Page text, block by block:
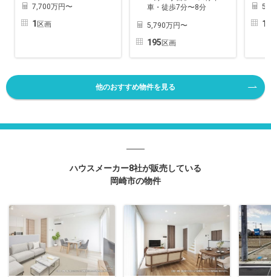
7,700万円〜
1 区画
車・徒歩7分〜8分
5,790万円〜
195 区画
1
他のおすすめ物件を見る
ハウスメーカー8社が販売している
岡崎市の物件